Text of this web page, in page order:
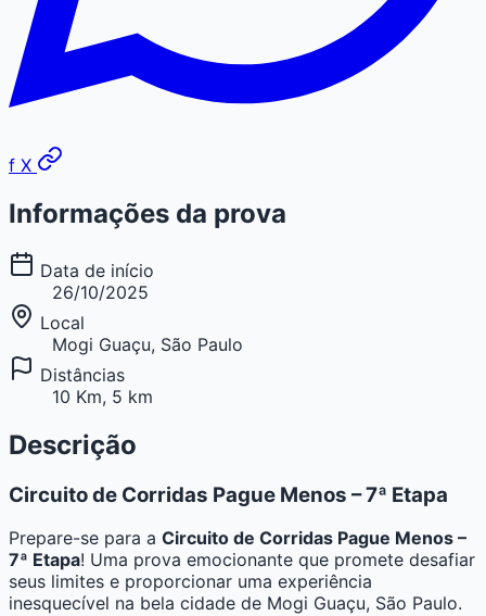
f X
Informações da prova
Data de início
26/10/2025
Local
Mogi Guaçu, São Paulo
Distâncias
10 Km, 5 km
Descrição
Circuito de Corridas Pague Menos – 7ª Etapa
Prepare-se para a Circuito de Corridas Pague Menos –
7ª Etapa! Uma prova emocionante que promete desafiar
seus limites e proporcionar uma experiência
inesquecível na bela cidade de Mogi Guaçu, São Paulo.